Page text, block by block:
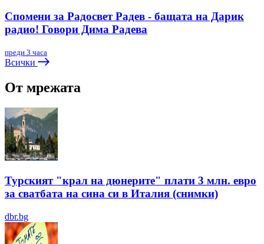
Спомени за Радосвет Радев - бащата на Дарик
радио! Говори Дима Радева
преди 3 часа
Всички
От мрежата
Турският "крал на дюнерите" плати 3 млн. евро
за сватбата на сина си в Италия (снимки)
dbr.bg